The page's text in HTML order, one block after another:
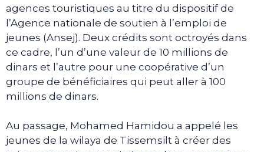
agences touristiques au titre du dispositif de
l’Agence nationale de soutien à l’emploi de
jeunes (Ansej). Deux crédits sont octroyés dans
ce cadre, l’un d’une valeur de 10 millions de
dinars et l’autre pour une coopérative d’un
groupe de bénéficiaires qui peut aller à 100
millions de dinars.
Au passage, Mohamed Hamidou a appelé les
jeunes de la wilaya de Tissemsilt à créer des